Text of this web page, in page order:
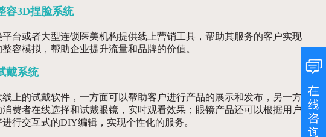
容3D捏脸系统
平台或者大型连锁医美机构提供线上营销工具，帮助其服务的客户实现
容模拟，帮助企业提升流量和品牌的价值。
戴系统
线上的试戴软件，一方面可以帮助客户进行产品的展示和发布，另一方
消费者在线选择和试戴眼镜，实时观看效果；眼镜产品还可以根据用户
进行交互式的DIY编辑，实现个性化的服务。